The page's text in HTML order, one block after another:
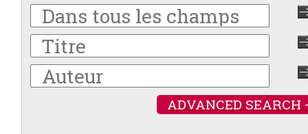
ADVANCED SEARCH